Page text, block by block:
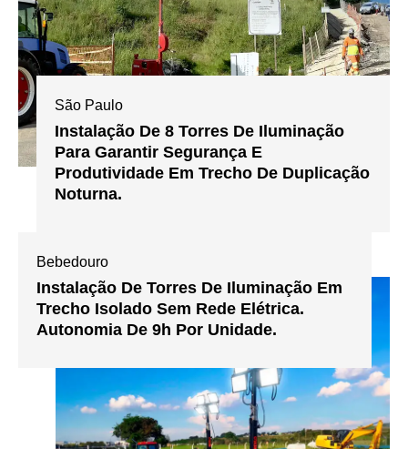
São Paulo
Instalação De 8 Torres De Iluminação
Para Garantir Segurança E
Produtividade Em Trecho De Duplicação
Noturna.
Bebedouro
Instalação De Torres De Iluminação Em
Trecho Isolado Sem Rede Elétrica.
Autonomia De 9h Por Unidade.